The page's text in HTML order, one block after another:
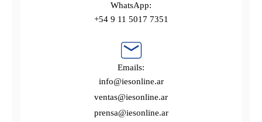
WhatsApp:
+54 9 11 5017 7351
Emails:
info@iesonline.ar
ventas@iesonline.ar
prensa@iesonline.ar